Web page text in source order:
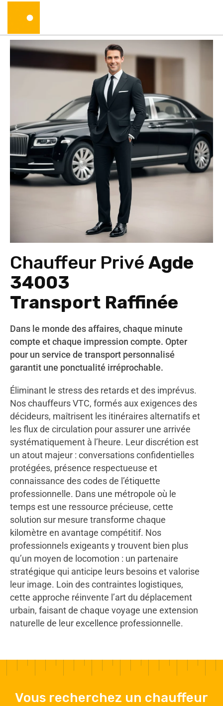
Chauffeur Privé Agde
34003
Transport Raffinée
Dans le monde des affaires, chaque minute
compte et chaque impression compte. Opter
pour un service de transport personnalisé
garantit une ponctualité irréprochable.
Éliminant le stress des retards et des imprévus.
Nos chauffeurs VTC, formés aux exigences des
décideurs, maîtrisent les itinéraires alternatifs et
les flux de circulation pour assurer une arrivée
systématiquement à l’heure. Leur discrétion est
un atout majeur : conversations confidentielles
protégées, présence respectueuse et
connaissance des codes de l’étiquette
professionnelle. Dans une métropole où le
temps est une ressource précieuse, cette
solution sur mesure transforme chaque
kilomètre en avantage compétitif. Nos
professionnels exigeants y trouvent bien plus
qu’un moyen de locomotion : un partenaire
stratégique qui anticipe leurs besoins et valorise
leur image. Loin des contraintes logistiques,
cette approche réinvente l’art du déplacement
urbain, faisant de chaque voyage une extension
naturelle de leur excellence professionnelle.
Vous recherchez un chauffeur